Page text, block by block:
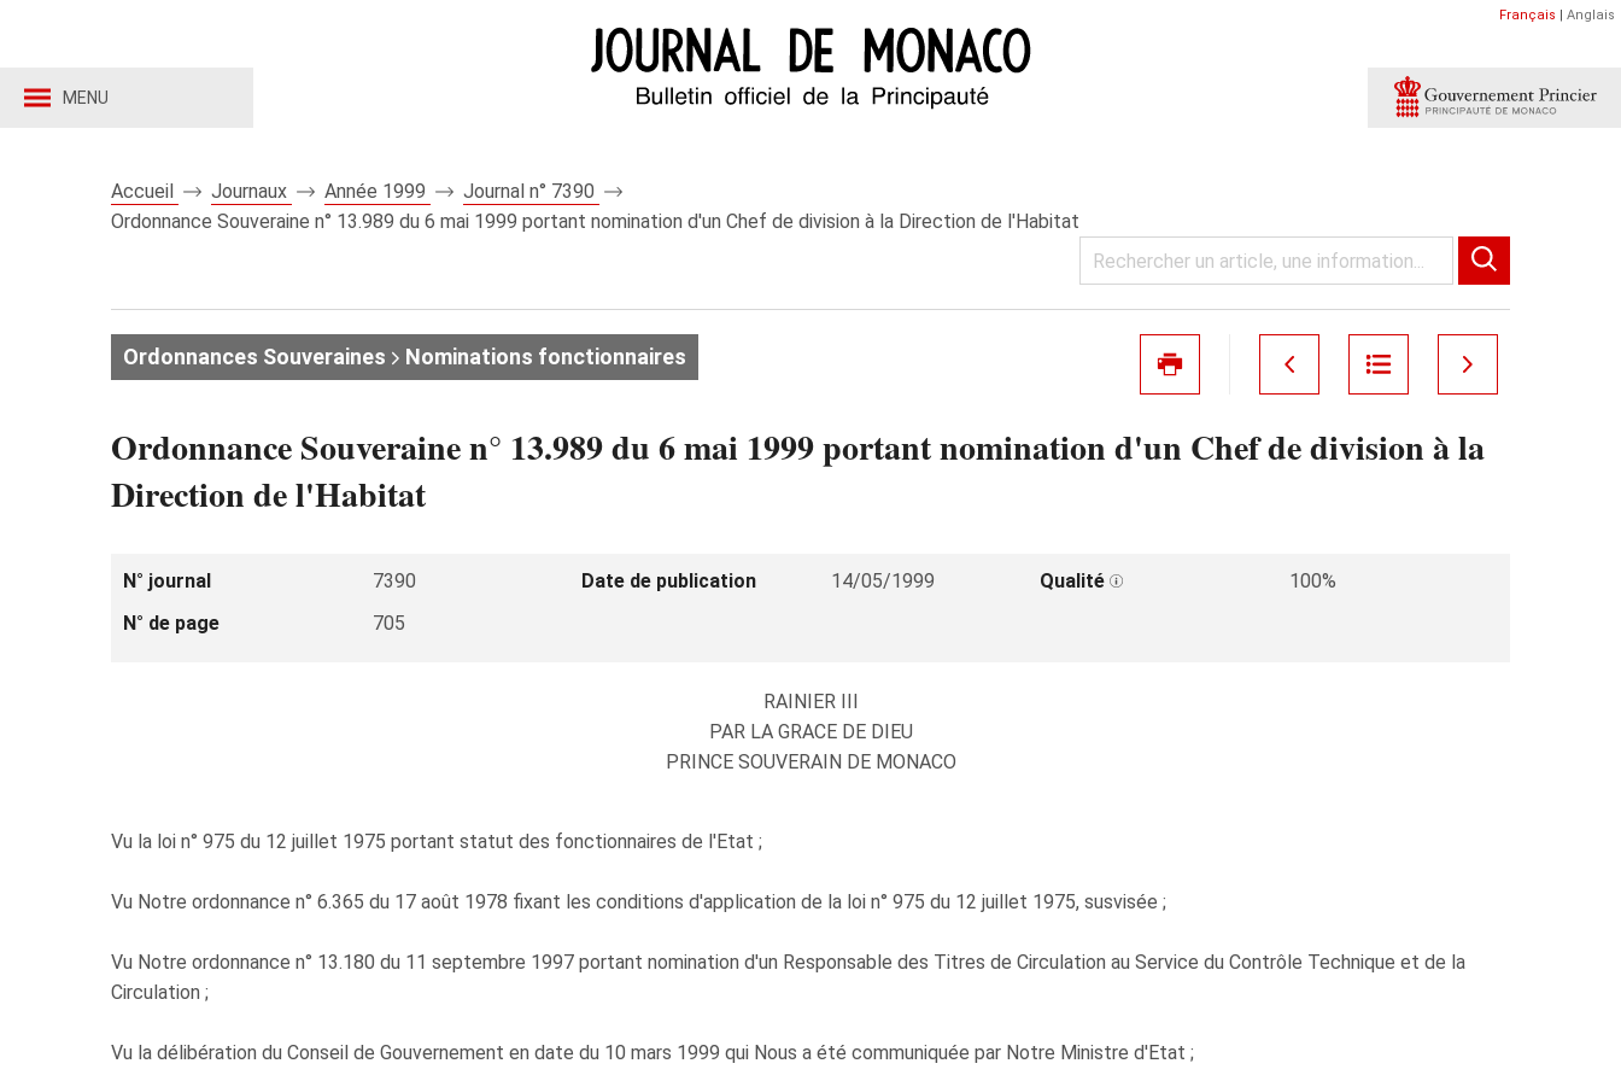
MENU
Français | Anglais
Accueil Journaux Année 1999
Journal n° 7390
Ordonnance Souveraine n° 13.989 du 6 mai 1999 portant nomination d'un Chef de division à la Direction de l'Habitat
Ordonnances Souveraines Nominations fonctionnaires
Ordonnance Souveraine n° 13.989 du 6 mai 1999 portant nomination d'un Chef de division à la
Direction de l'Habitat
N° journal 7390 Date de publication 14/05/1999 Qualité
100%
N° de page
705
RAINIER III
PAR LA GRACE DE DIEU
PRINCE SOUVERAIN DE MONACO
Vu la loi n° 975 du 12 juillet 1975 portant statut des fonctionnaires de l'Etat ;
Vu Notre ordonnance n° 6.365 du 17 août 1978 fixant les conditions d'application de la loi n° 975 du 12 juillet 1975, susvisée ;
Vu Notre ordonnance n° 13.180 du 11 septembre 1997 portant nomination d'un Responsable des Titres de Circulation au Service du Contrôle Technique et de la
Circulation ;
Vu la délibération du Conseil de Gouvernement en date du 10 mars 1999 qui Nous a été communiquée par Notre Ministre d'Etat ;